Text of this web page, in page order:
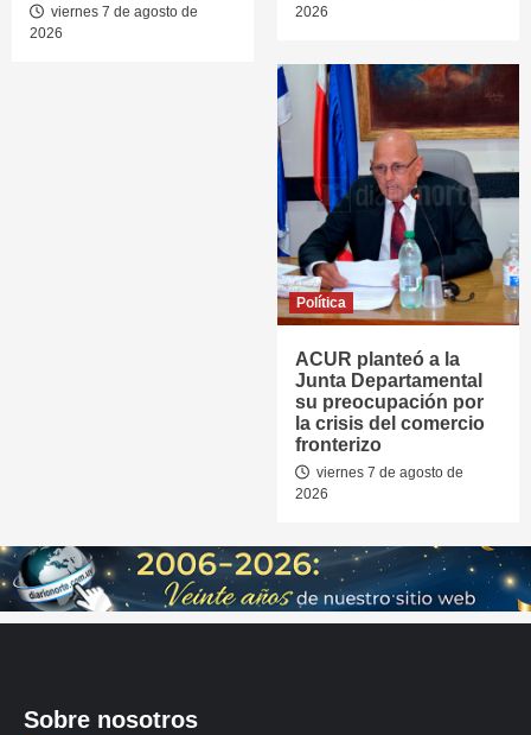
viernes 7 de agosto de
2026
2026
Política
ACUR planteó a la
Junta Departamental
su preocupación por
la crisis del comercio
fronterizo
viernes 7 de agosto de
2026
Sobre nosotros